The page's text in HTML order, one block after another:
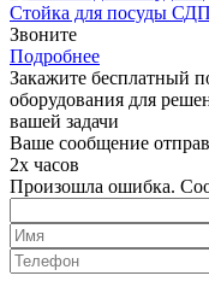
Стойка для посуды
Звоните
Подробнее
Закажите бесплатный
оборудования для
вашей задачи
Ваше сообщение
2х часов
Произошла ошибка.